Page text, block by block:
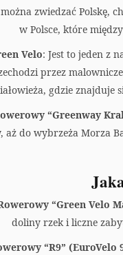
zwiedzać Polskę,
w Polsce, które
Velo: Jest to jeden z
przez
gdzie
“Greenway
aż do wybrzeża Morza
“Green Velo
doliny rzek i liczne
“R9” (EuroVelo